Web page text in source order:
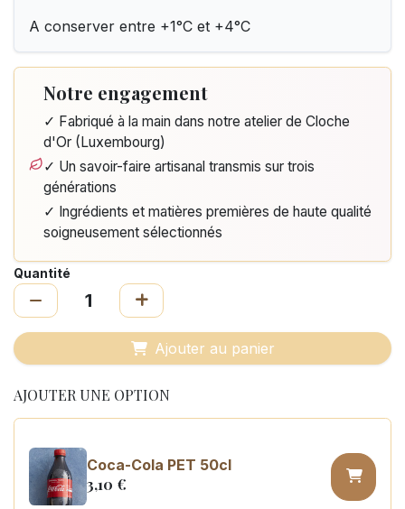
A conserver entre +1°C et +4°C
Notre engagement
✓ Fabriqué à la main dans notre atelier de Cloche
d'Or (Luxembourg)
✓ Un savoir-faire artisanal transmis sur trois
générations
✓ Ingrédients et matières premières de haute qualité
soigneusement sélectionnés
Quantité
Ajouter au panier
AJOUTER UNE OPTION
Coca-Cola PET 50cl
3,10 €